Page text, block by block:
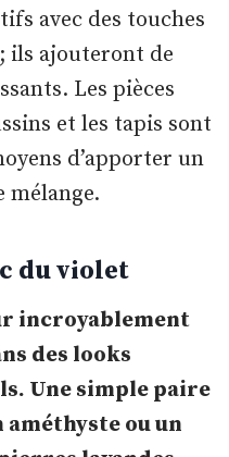
avec des touches
ils ajouteront de
Les pièces
et les tapis sont
d’apporter un
mélange.
du violet
incroyablement
des looks
Une simple paire
améthyste ou un